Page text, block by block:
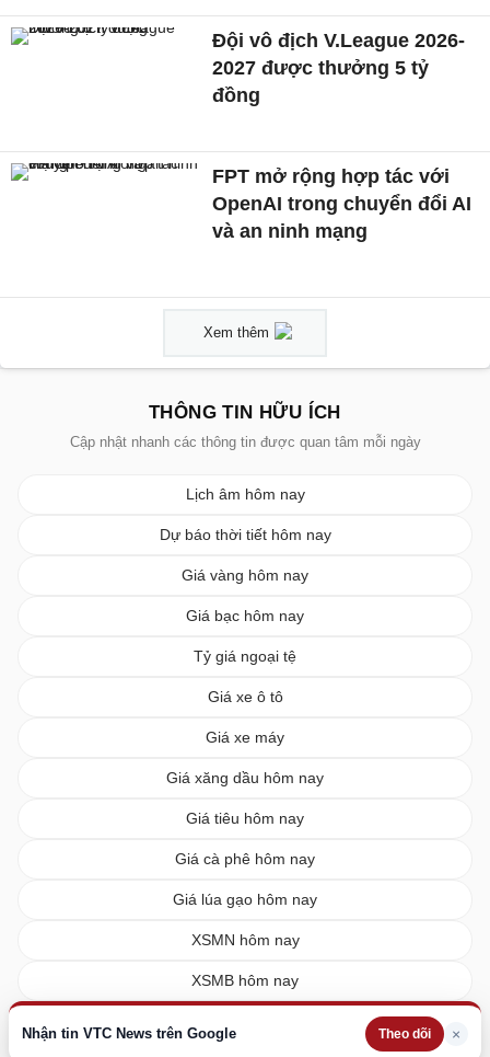
Nhận tin VTC News trên Google Theo dõi ×
Đội vô địch V.League 2026-
2027 được thưởng 5 tỷ
đồng
FPT mở rộng hợp tác với
OpenAI trong chuyển đổi AI
và an ninh mạng
Xem thêm
THÔNG TIN HỮU ÍCH
Cập nhật nhanh các thông tin được quan tâm mỗi ngày
Lịch âm hôm nay
Dự báo thời tiết hôm nay
Giá vàng hôm nay
Giá bạc hôm nay
Tỷ giá ngoại tệ
Giá xe ô tô
Giá xe máy
Giá xăng dầu hôm nay
Giá tiêu hôm nay
Giá cà phê hôm nay
Giá lúa gạo hôm nay
XSMN hôm nay
XSMB hôm nay